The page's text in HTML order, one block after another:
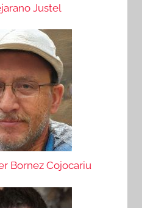
Justel
Bornez Cojocariu